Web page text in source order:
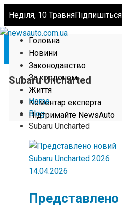
Неділя, 10 ТравняПідпишіться
Головна
Новини
Законодавство
За кордоном
Життя
Коментар експерта
Підтримайте NewsAuto
Subaru Uncharted
Home
Blog
Subaru Uncharted
14.04.2026
Представлено